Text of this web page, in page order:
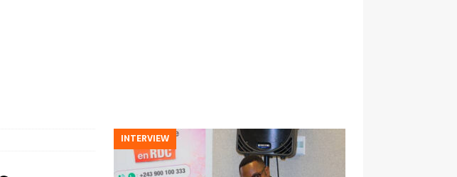
INTERVIEW